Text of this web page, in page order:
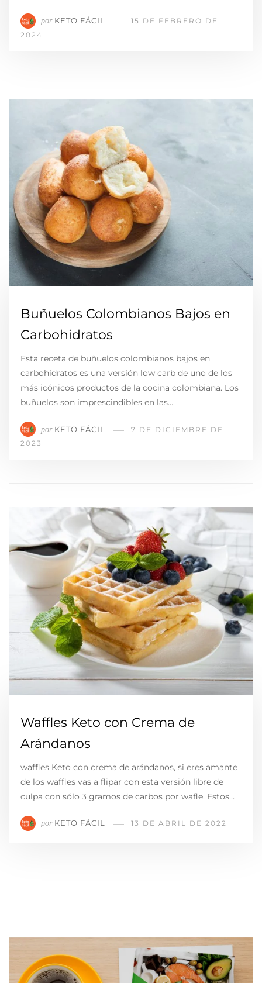
por KETO FÁCIL
15 DE FEBRERO DE
2024
Buñuelos Colombianos Bajos en
Carbohidratos
Esta receta de buñuelos colombianos bajos en
carbohidratos es una versión low carb de uno de los
más icónicos productos de la cocina colombiana. Los
buñuelos son imprescindibles en las…
por KETO FÁCIL
7 DE DICIEMBRE DE
2023
Waffles Keto con Crema de
Arándanos
waffles Keto con crema de arándanos, si eres amante
de los waffles vas a flipar con esta versión libre de
culpa con sólo 3 gramos de carbos por wafle. Estos…
por KETO FÁCIL 13 DE ABRIL DE 2022